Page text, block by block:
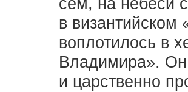
в византийском
воплотилось в
Владимира». Он
и царственно